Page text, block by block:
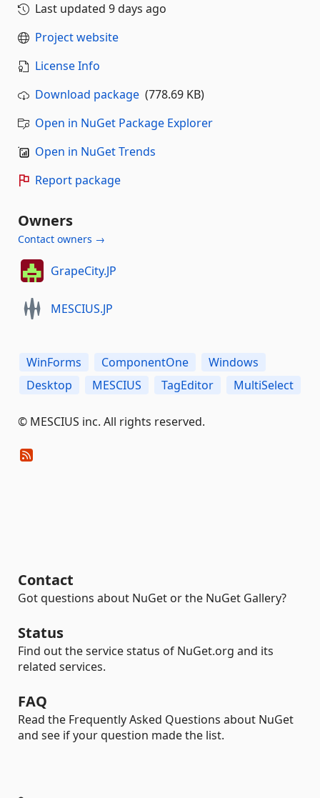
Last updated 9 days ago
Project website
License Info
Download package (778.69 KB)
Open in NuGet Package Explorer
Open in NuGet Trends
Report package
Owners
Contact owners →
GrapeCity.JP
MESCIUS.JP
WinForms ComponentOne
Windows
Desktop
MESCIUS TagEditor MultiSelect
©️ MESCIUS inc. All rights reserved.
Contact
Got questions about NuGet or the NuGet Gallery?
Status
Find out the service status of NuGet.org and its
related services.
FAQ
Read the Frequently Asked Questions about NuGet
and see if your question made the list.